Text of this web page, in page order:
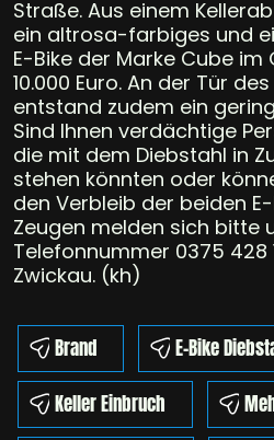
Straße. Aus einem
ein altrosa-farbiges und
E-Bike der Marke Cube
10.000 Euro. An der Tür
entstand zudem ein
Sind Ihnen verdächtige
die mit dem Diebstahl in
stehen könnten oder
den Verbleib der beiden
Zeugen melden sich bitte
Telefonnummer 0375 428
Zwickau. (kh)
Brand
E-Bike
Keller Einbruch